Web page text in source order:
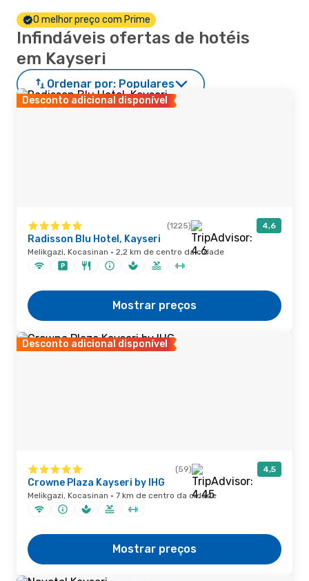
O melhor preço com Prime
Infindáveis ofertas de hotéis
em Kayseri
Ordenar por: Populares
Desconto adicional disponível
(1225) 4,6
Radisson Blu Hotel, Kayseri
Melikgazi, Kocasinan · 2,2 km de centro da cidade
Mostrar preços
Desconto adicional disponível
(59) 4,5
Crowne Plaza Kayseri by IHG
Melikgazi, Kocasinan · 7 km de centro da cidade
Mostrar preços